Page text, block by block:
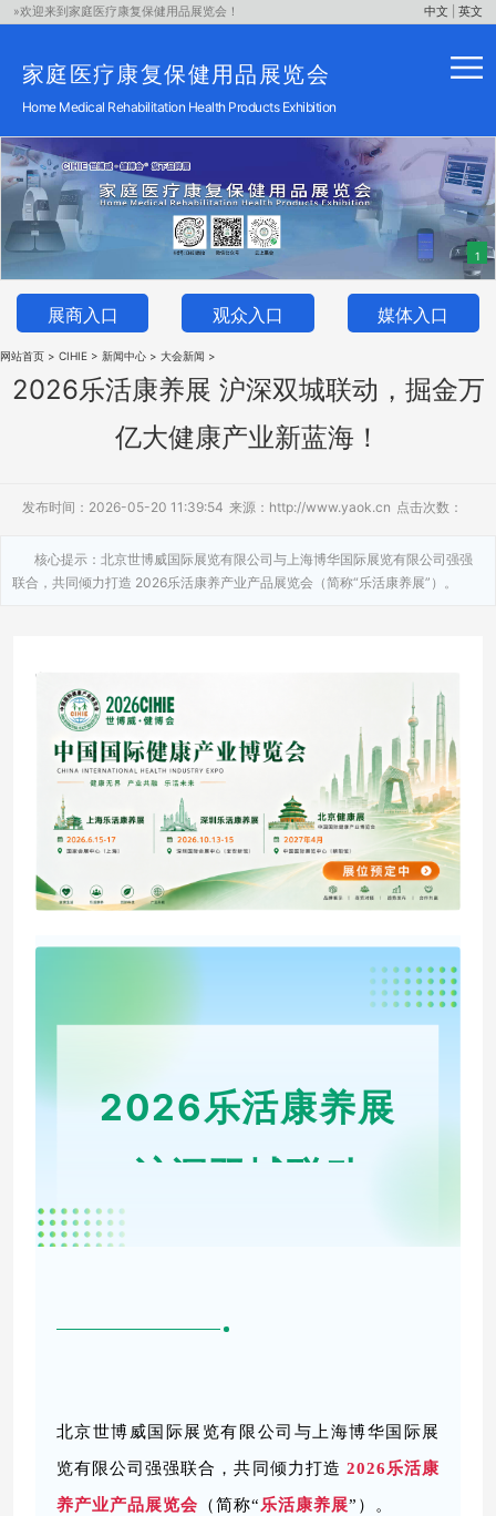
»欢迎来到家庭医疗康复保健用品展览会！ 中文 |英文
家庭医疗康复保健用品 展览会
Home Medical Rehabilitation Health Products Exhibition
1
展商入口 观众入口 媒体入口
网站首页 > CIHIE > 新闻中心 > 大会新闻 >
2026乐活康养展 沪深双城联动，掘金万
亿大健康产业新蓝海！
发布时间：2026-05-20 11:39:54 来源：http://www.yaok.cn 点击次数：
核心提示：北京世博威国际展览有限公司与上海博华国际展览有限公司强强
联合，共同倾力打造 2026乐活康养产业产品展览会（简称“乐活康养展”）。
2026乐活康养展
沪深双城联动
北京世博威国际展览有限公司与上海博华国际展
览有限公司强强联合，共同倾力打造 2026乐活康
养产业产品展览会 （简称“乐活康养展”）。